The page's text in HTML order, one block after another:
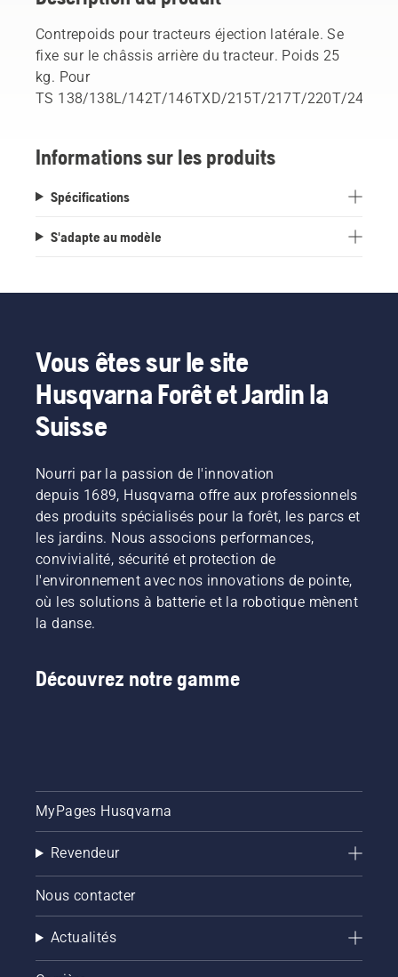
Contrepoids pour tracteurs éjection latérale. Se
fixe sur le châssis arrière du tracteur. Poids 25
kg. Pour
TS 138/138L/142T/146TXD/215T/217T/220T/
Informations sur les produits
Spécifications
S'adapte au modèle
Vous êtes sur le site
Husqvarna Forêt et Jardin la
Suisse
Nourri par la passion de l'innovation
depuis 1689, Husqvarna offre aux professionnels
des produits spécialisés pour la forêt, les parcs et
les jardins. Nous associons performances,
convivialité, sécurité et protection de
l'environnement avec nos innovations de pointe,
où les solutions à batterie et la robotique mènent
la danse.
Découvrez notre gamme
MyPages Husqvarna
Revendeur
Nous contacter
Actualités